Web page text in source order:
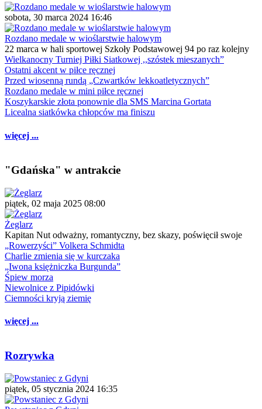
sobota, 30 marca 2024 16:46
Rozdano medale w wioślarstwie halowym
22 marca w hali sportowej Szkoły Podstawowej 94 po raz kolejny
Wielkanocny Turniej Piłki Siatkowej ,,szóstek mieszanych”
Ostatni akcent w piłce ręcznej
Przed wiosenną rundą „Czwartków lekkoatletycznych”
Rozdano medale w mini piłce ręcznej
Koszykarskie złota ponownie dla SMS Marcina Gortata
Licealna siatkówka chłopców ma finiszu
więcej ...
"Gdańska" w antrakcie
piątek, 02 maja 2025 08:00
Żeglarz
Kapitan Nut odważny, romantyczny, bez skazy, poświęcił swoje
„Rowerzyści” Volkera Schmidta
Charlie zmienia się w kurczaka
„Iwona księżniczka Burgunda”
Śpiew morza
Niewolnice z Pipidówki
Ciemności kryją ziemię
więcej ...
Rozrywka
piątek, 05 stycznia 2024 16:35